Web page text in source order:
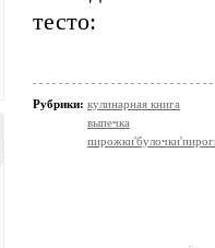
тесто:
Рубрики: кулинарная книга
выпечка